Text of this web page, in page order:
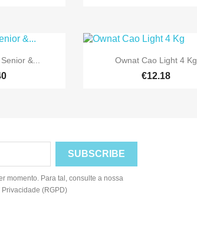
view&...  Quick view
Ownat Cao Light 4 Kg
€12.18
momento. Para tal, consulte a nossa
(RGPD)